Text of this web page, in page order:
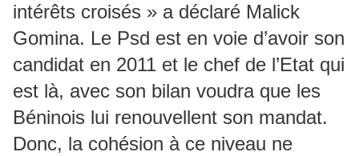
intérêts croisés » a déclaré Malick
Gomina. Le Psd est en voie d’avoir son
candidat en 2011 et le chef de l’Etat qui
est là, avec son bilan voudra que les
Béninois lui renouvellent son mandat.
Donc, la cohésion à ce niveau ne